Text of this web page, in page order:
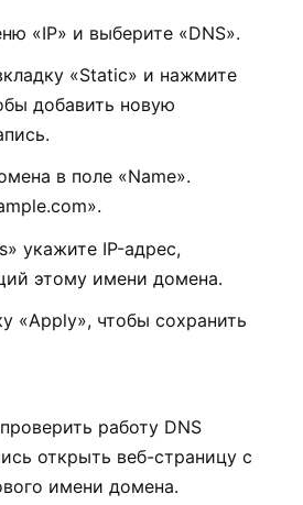
«IP» и выберите «DNS».
«Static» и нажмите
добавить новую
в поле «Name».
укажите IP-адрес,
этому имени домена.
«Apply», чтобы сохранить
работу DNS
открыть веб-страницу с
имени домена.